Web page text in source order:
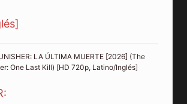
LA ÚLTIMA MUERTE [2026] (The
One Last Kill) [HD 720p, Latino/Inglés]